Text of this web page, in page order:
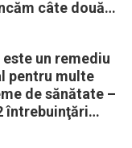
câte două
este un remediu
pentru multe
de sănătate –
întrebuinţări